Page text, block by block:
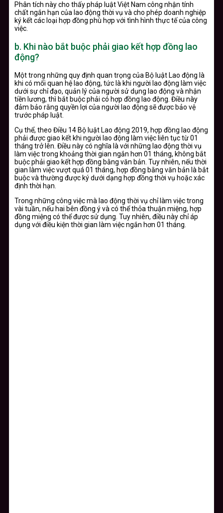
Phân tích này cho thấy pháp luật Việt Nam công nhận tính
chất ngắn hạn của lao động thời vụ và cho phép doanh nghiệp
ký kết các loại hợp đồng phù hợp với tình hình thực tế của công
việc.
b. Khi nào bắt buộc phải giao kết hợp đồng lao
động?
Một trong những quy định quan trọng của Bộ luật Lao động là
khi có mối quan hệ lao động, tức là khi người lao động làm việc
dưới sự chỉ đạo, quản lý của người sử dụng lao động và nhận
tiền lương, thì bắt buộc phải có hợp đồng lao động. Điều này
đảm bảo rằng quyền lợi của người lao động sẽ được bảo vệ
trước pháp luật.
Cụ thể, theo Điều 14 Bộ luật Lao động 2019, hợp đồng lao động
phải được giao kết khi người lao động làm việc liên tục từ 01
tháng trở lên. Điều này có nghĩa là với những lao động thời vụ
làm việc trong khoảng thời gian ngắn hơn 01 tháng, không bắt
buộc phải giao kết hợp đồng bằng văn bản. Tuy nhiên, nếu thời
gian làm việc vượt quá 01 tháng, hợp đồng bằng văn bản là bắt
buộc và thường được ký dưới dạng hợp đồng thời vụ hoặc xác
định thời hạn.
Trong những công việc mà lao động thời vụ chỉ làm việc trong
vài tuần, nếu hai bên đồng ý và có thể thỏa thuận miệng, hợp
đồng miệng có thể được sử dụng. Tuy nhiên, điều này chỉ áp
dụng với điều kiện thời gian làm việc ngắn hơn 01 tháng.